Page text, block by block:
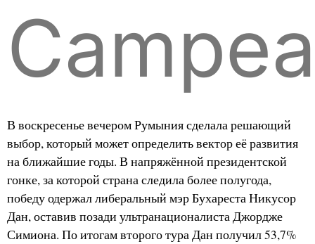
В воскресенье вечером Румыния сделала решающий
выбор, который может определить вектор её развития
на ближайшие годы. В напряжённой президентской
гонке, за которой страна следила более полугода,
победу одержал либеральный мэр Бухареста Никусор
Дан, оставив позади ультранационалиста Джордже
Симиона. По итогам второго тура Дан получил 53,7%